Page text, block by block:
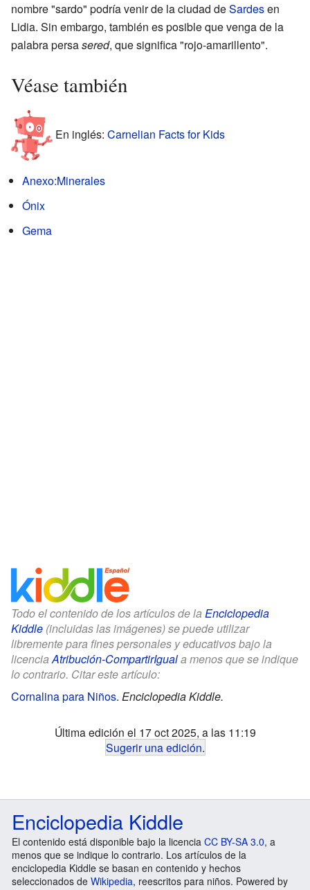
nombre "sardo" podría venir de la ciudad deSardesen
Lidia. Sin embargo, también es posible que venga de la
palabra persasered, que significa "rojo-amarillento".
Véase también
En inglés: Carnelian Facts for Kids
Anexo:Minerales
Ónix
Gema
Todo el contenido de los artículos de la Enciclopedia
Kiddle (incluidas las imágenes) se puede utilizar
libremente para fines personales y educativos bajo la
licenciaAtribución-CompartirIguala menos que se indique
lo contrario. Citar este artículo:
Cornalina para Niños. Enciclopedia Kiddle.
Última edición el 17 oct 2025, a las 11:19
Sugerir una edición.
Enciclopedia Kiddle
El contenido está disponible bajo la licencia CC BY-SA 3.0, a
menos que se indique lo contrario. Los artículos de la
enciclopedia Kiddle se basan en contenido y hechos
seleccionados de Wikipedia, reescritos para niños. Powered by